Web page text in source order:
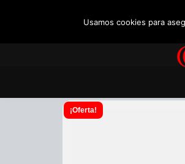
to
¡Oferta!
Usamos cookies para